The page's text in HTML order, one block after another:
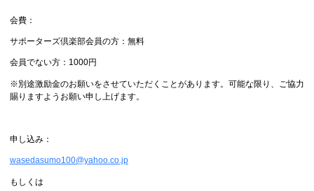
会費：
サポーターズ倶楽部会員の方：無料
会員でない方：1000円
※別途激励金のお願いをさせていただくことがあります。可能な限り、ご協力
賜りますようお願い申し上げます。
申し込み：
wasedasumo100@yahoo.co.jp
もしくは